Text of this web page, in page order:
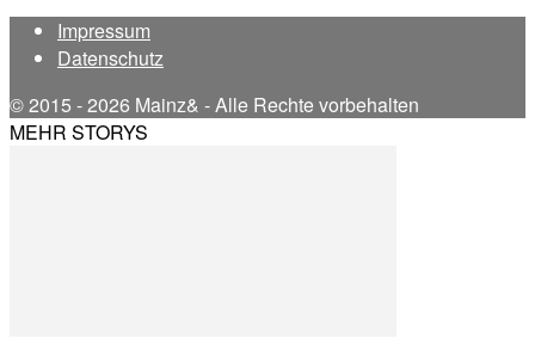
Impressum
Datenschutz
© 2015 - 2026 Mainz& - Alle Rechte vorbehalten
MEHR STORYS